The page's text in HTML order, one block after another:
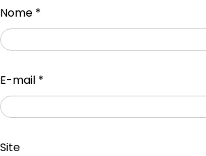
Nome *
E-mail *
Site